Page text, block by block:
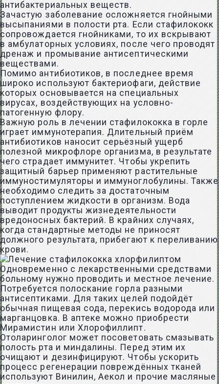
антибактериальных веществ.
Зачастую заболевание осложняется гнойными
высыпаниями в полости рта. Если стафилококк
сопровождается гнойниками, то их вскрывают
в амбулаторных условиях, после чего проводят
дренаж и промывание антисептическими
веществами.
Помимо антибиотиков, в последнее время
широко используют бактериофаги, действие
которых основывается на специальных
вирусах, воздействующих на условно-
патогенную флору.
Важную роль в лечении стафилококка в горле
играет иммунотерапия. Длительный приём
антибиотиков наносит серьёзный ущерб
полезной микрофлоре организма, в результате
чего страдает иммунитет. Чтобы укрепить
защитный барьер применяют растительные
иммуностимуляторы и иммуноглобулины. Также
необходимо следить за достаточным
поступлением жидкости в организм. Вода
выводит продукты жизнедеятельности
вредоносных бактерий. В крайних случаях,
когда стандартные методы не приносят
должного результата, прибегают к переливанию
крови.
Одновременно с лекарственными средствами
больному нужно проводить и местное лечение.
Потребуется полоскание горла разными
антисептиками. Для таких целей подойдёт
обычная пищевая сода, перекись водорода или
марганцовка. В аптеке можно приобрести
Мирамистин или Хлорофиллипт.
Отоларинголог может посоветовать смазывать
полость рта и миндалины. Перед этим их
очищают и дезинфицируют. Чтобы ускорить
процесс регенерации повреждённых тканей
используют Винилин, Аекол и прочие масляные